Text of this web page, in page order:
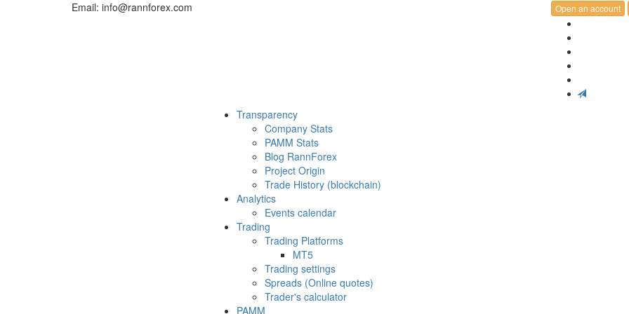
Email: info@rannforex.com Open an account
Transparency
Company Stats
PAMM Stats
Blog RannForex
Project Origin
Trade History (blockchain)
Analytics
Events calendar
Trading
Trading Platforms
MT5
Trading settings
Spreads (Online quotes)
Trader's calculator
PAMM